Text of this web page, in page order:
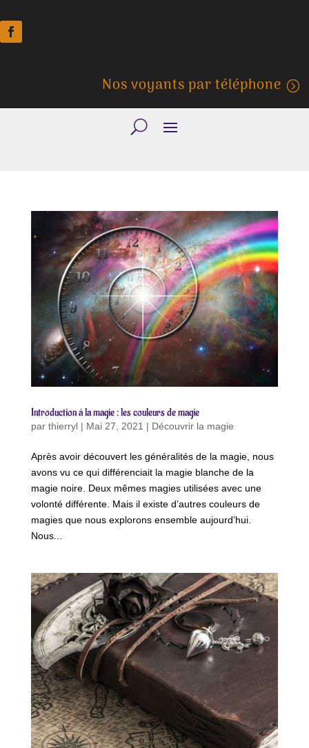
Nos voyants par téléphone
Introduction à la magie : les couleurs de magie
par thierryl| Mai 27, 2021 | Découvrir la magie
Après avoir découvert les généralités de la magie, nous
avons vu ce qui différenciait la magie blanche de la
magie noire. Deux mêmes magies utilisées avec une
volonté différente. Mais il existe d’autres couleurs de
magies que nous explorons ensemble aujourd’hui.
Nous...